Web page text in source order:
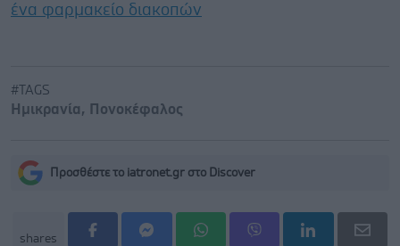
ένα φαρμακείο διακοπών
#TAGS
Ημικρανία, Πονοκέφαλος
Προσθέστε το iatronet.gr στο Discover
shares